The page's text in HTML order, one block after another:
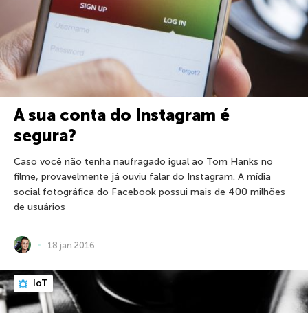
A sua conta do Instagram é
segura?
Caso você não tenha naufragado igual ao Tom Hanks no
filme, provavelmente já ouviu falar do Instagram. A mídia
social fotográfica do Facebook possui mais de 400 milhões
de usuários
18 jan 2016
IoT